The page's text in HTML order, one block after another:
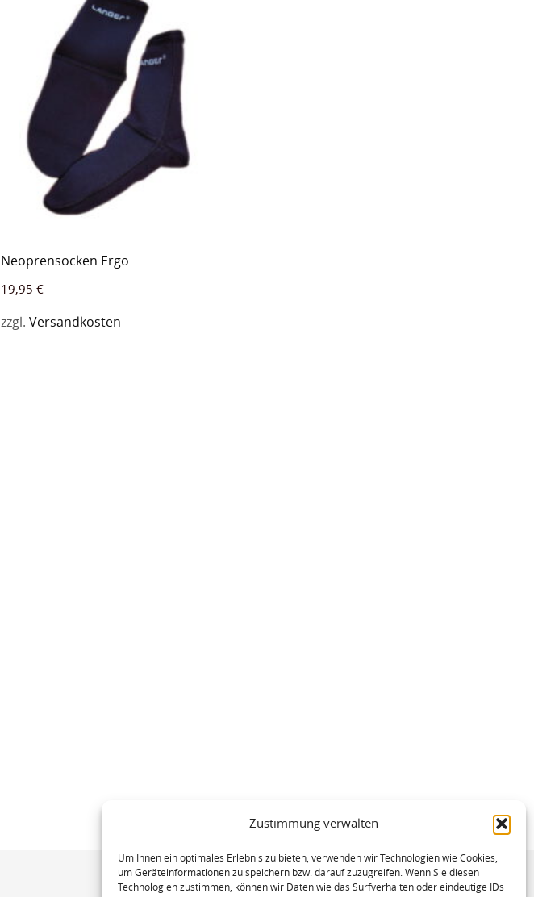
Zustimmung verwalten
Um Ihnen ein optimales Erlebnis zu bieten, verwenden wir Technologien wie Cookies,
um Geräteinformationen zu speichern bzw. darauf zuzugreifen. Wenn Sie diesen
Technologien zustimmen, können wir Daten wie das Surfverhalten oder eindeutige IDs
Neoprensocken Ergo
19,95 €
zzgl. Versandkosten